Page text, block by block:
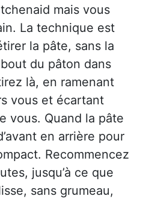
mais vous
La technique est
la pâte, sans la
du pâton dans
là, en ramenant
vous et écartant
vous. Quand la pâte
en arrière pour
Recommencez
jusqu’à ce que
sans grumeau,